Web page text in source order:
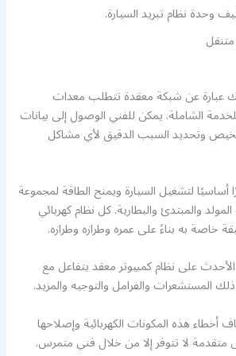
وحدة نظام تبريد السيارة.
عبارة عن شبكة معقدة تتطلب معدات
الشاملة. يمكن للفني الوصول إلى بيانات
وتحديد السبب الدقيق لأي مشاكل
أساسيًا لتشغيل السيارة ويمنح الطاقة لمجموعة
والمبتدئ والبطارية. كل نظام كهربائي
خاصة به بناءً على عمره وطرازه وطرازه.
على نظام كمبيوتر معقد يتفاعل مع
المستشعرات والفرامل والتوجيه والمزيد.
أخطاء هذه المكونات الكهربائية وإصلاحها
لا تتوفر إلا من خلال فني متمرس.